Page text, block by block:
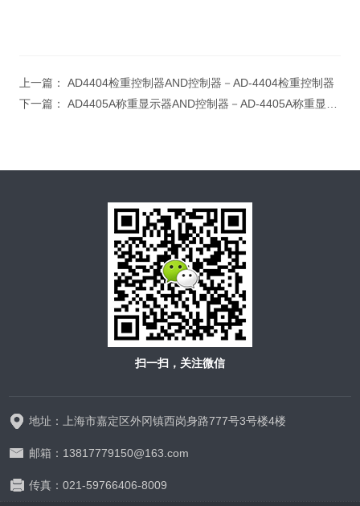
上一篇： AD4404检重控制器AND控制器－AD-4404检重控制器
下一篇： AD4405A称重显示器AND控制器－AD-4405A称重显示器
扫一扫，关注微信
地址：上海市嘉定区外冈镇西岗身路777号3号楼4楼
邮箱：13817779150@163.com
传真：021-59766406-8009